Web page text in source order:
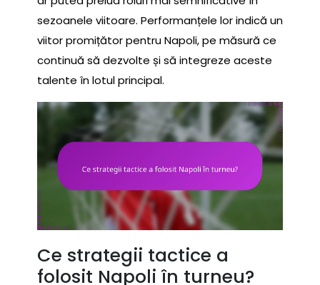
sezoanele viitoare. Performanțele lor indică un
viitor promițător pentru Napoli, pe măsură ce
continuă să dezvolte și să integreze aceste
talente în lotul principal.
Ce strategii tactice a
folosit Napoli în turneu?